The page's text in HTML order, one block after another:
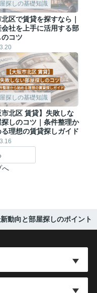
探しの基礎知識
区で賃貸を探すなら｜
社を上手に活用する部
コツ
探しの基礎知識
市北区 賃貸】失敗しな
探しのコツ｜条件整理か
る理想の賃貸探しガイド
へ
動向と部屋探しのポイント